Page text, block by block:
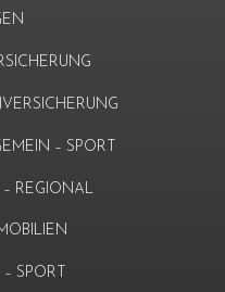
– SPORT
REGIONAL
SPORT